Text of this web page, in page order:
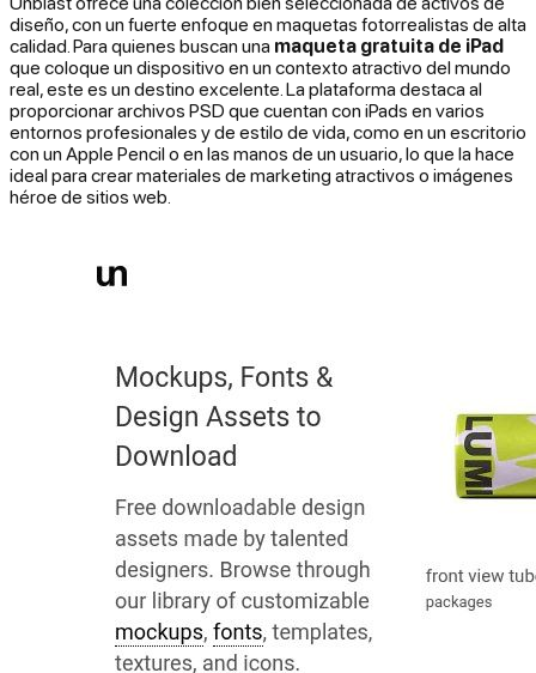
diseño, con un fuerte enfoque en maquetas fotorrealistas de alta
calidad. Para quienes buscan una maqueta gratuita de iPad
que coloque un dispositivo en un contexto atractivo del mundo
real, este es un destino excelente. La plataforma destaca al
proporcionar archivos PSD que cuentan con iPads en varios
entornos profesionales y de estilo de vida, como en un escritorio
con un Apple Pencil o en las manos de un usuario, lo que la hace
ideal para crear materiales de marketing atractivos o imágenes
héroe de sitios web.